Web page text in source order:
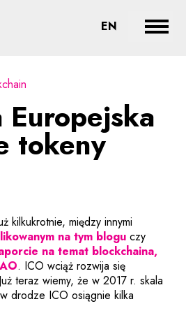
ureguluje
EN CHANGE
Europejska
tokeny
kilkukrotnie, między innymi
na tym blogu czy
na temat blockchaina,
Uwaga, link zostanie otwarty w
. ICO wciąż rozwija się
teraz wiemy, że w 2017 r. skala
drodze ICO osiągnie kilka